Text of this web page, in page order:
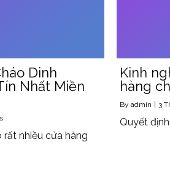
Dinh
Nhất Miền
rất nhiều cửa hàng
Kinh
hàng
By admin 3
Quyết